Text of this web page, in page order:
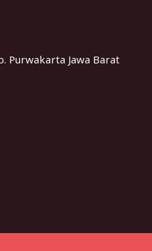
Purwakarta Jawa Barat